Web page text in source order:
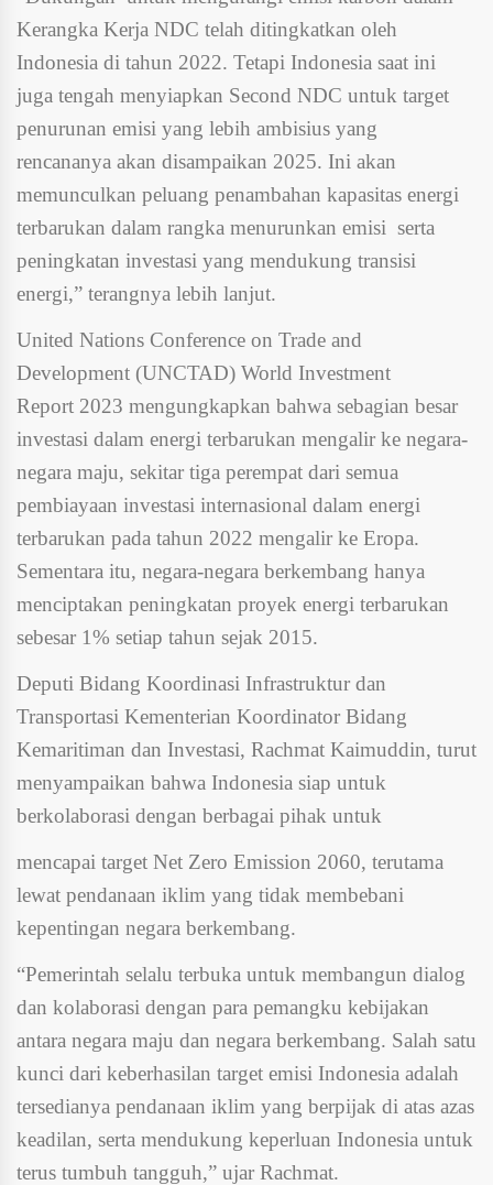
Kerangka Kerja NDC telah ditingkatkan oleh
Indonesia di tahun 2022. Tetapi Indonesia saat ini
juga tengah menyiapkan Second NDC untuk target
penurunan emisi yang lebih ambisius yang
rencananya akan disampaikan 2025. Ini akan
memunculkan peluang penambahan kapasitas energi
terbarukan dalam rangka menurunkan emisi serta
peningkatan investasi yang mendukung transisi
energi,” terangnya lebih lanjut.
United Nations Conference on Trade and
Development (UNCTAD) World Investment
Report 2023 mengungkapkan bahwa sebagian besar
investasi dalam energi terbarukan mengalir ke negara-
negara maju, sekitar tiga perempat dari semua
pembiayaan investasi internasional dalam energi
terbarukan pada tahun 2022 mengalir ke Eropa.
Sementara itu, negara-negara berkembang hanya
menciptakan peningkatan proyek energi terbarukan
sebesar 1% setiap tahun sejak 2015.
Deputi Bidang Koordinasi Infrastruktur dan
Transportasi Kementerian Koordinator Bidang
Kemaritiman dan Investasi, Rachmat Kaimuddin, turut
menyampaikan bahwa Indonesia siap untuk
berkolaborasi dengan berbagai pihak untuk
mencapai target Net Zero Emission 2060, terutama
lewat pendanaan iklim yang tidak membebani
kepentingan negara berkembang.
“Pemerintah selalu terbuka untuk membangun dialog
dan kolaborasi dengan para pemangku kebijakan
antara negara maju dan negara berkembang. Salah satu
kunci dari keberhasilan target emisi Indonesia adalah
tersedianya pendanaan iklim yang berpijak di atas azas
keadilan, serta mendukung keperluan Indonesia untuk
terus tumbuh tangguh,” ujar Rachmat.